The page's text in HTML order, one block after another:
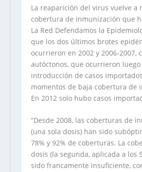
La reaparición del virus vuelve a
cobertura de inmunización que
La Red Defendamos la
que los dos últimos brotes
ocurrieron en 2002 y 2006-2007,
autóctonos, que ocurrieron luego
introducción de casos
momentos de baja cobertura de
En 2012 solo hubo casos
“Desde 2008, las coberturas de
(una sola dosis) han sido
78% y 92% de coberturas. La
dosis (la segunda, aplicada a los
sido francamente insuficiente,